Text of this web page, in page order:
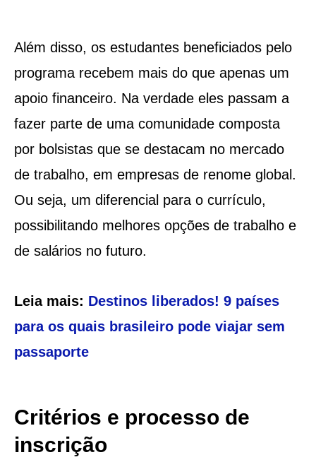
Além disso, os estudantes beneficiados pelo
programa recebem mais do que apenas um
apoio financeiro. Na verdade eles passam a
fazer parte de uma comunidade composta
por bolsistas que se destacam no mercado
de trabalho, em empresas de renome global.
Ou seja, um diferencial para o currículo,
possibilitando melhores opções de trabalho e
de salários no futuro.
Leia mais: Destinos liberados! 9 países
para os quais brasileiro pode viajar sem
passaporte
Critérios e processo de
inscrição